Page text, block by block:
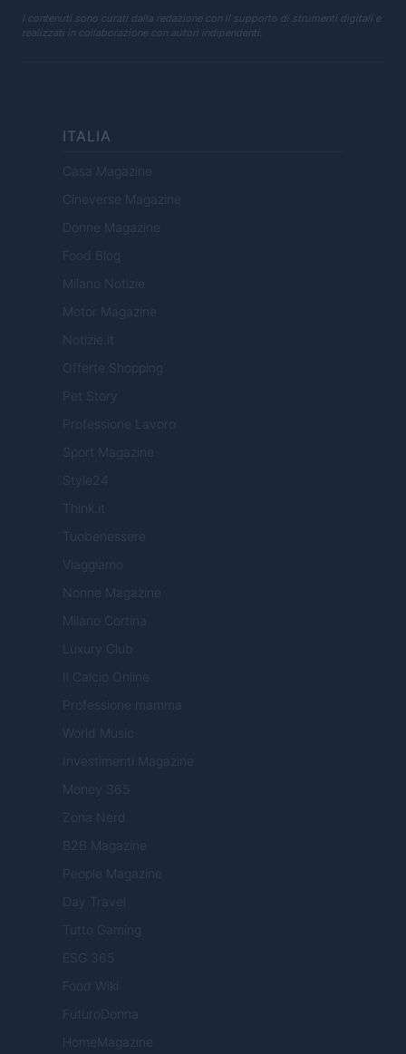
I contenuti sono curati dalla redazione con il supporto di strumenti digitali e
realizzati in collaborazione con autori indipendenti.
ITALIA
Casa Magazine
Cineverse Magazine
Donne Magazine
Food Blog
Milano Notizie
Motor Magazine
Notizie.it
Offerte Shopping
Pet Story
Professione Lavoro
Sport Magazine
Style24
Think.it
Tuobenessere
Viaggiamo
Nonne Magazine
Milano Cortina
Luxury Club
Il Calcio Online
Professione mamma
World Music
Investimenti Magazine
Money 365
Zona Nerd
B2B Magazine
People Magazine
Day Travel
Tutto Gaming
ESG 365
Food Wiki
FuturoDonna
HomeMagazine